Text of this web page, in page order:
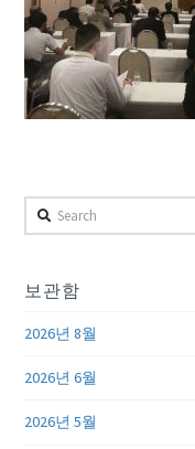
Search
보관함
2026년 8월
2026년 6월
2026년 5월